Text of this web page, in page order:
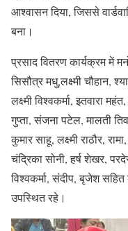
आश्वासन दिया, जिससे
बना।
प्रसाद वितरण कार्यक्रम में
सिसौत्र मधु,लक्ष्मी चौहान,
लक्ष्मी विश्वकर्मा, इतवारा
गुप्ता, संजना पटेल, मालती
कुमार साहू, लक्ष्मी राठौर,
चंद्रिका सोनी, हर्ष शेखर,
विश्वकर्मा, संदीप, बृजेश सहित
उपस्थित रहे।